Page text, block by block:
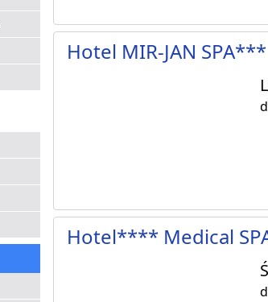
Hotel MIR-JAN SPA***
Hotel**** Medical